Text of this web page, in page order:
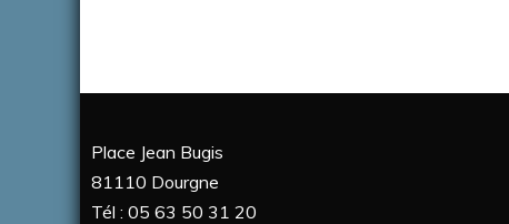
Place Jean Bugis
81110 Dourgne
Tél : 05 63 50 31 20